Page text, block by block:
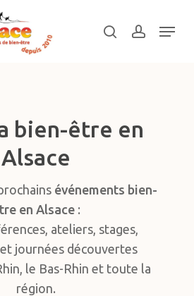
searchaccount
Menu
bien-être en
Alsace
événements bien-
en Alsace:
ateliers, stages,
journées découvertes
le Bas-Rhin et toute la
région.